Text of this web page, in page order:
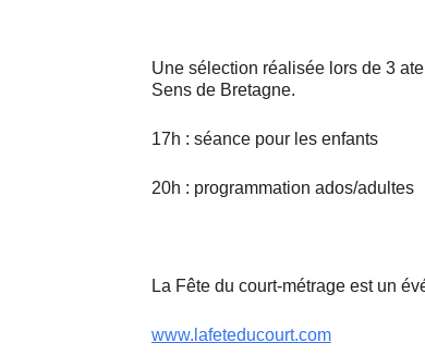
Une sélection réalisée lors de 3
Sens de Bretagne.
17h : séance pour les enfants
20h : programmation ados/adultes
La Fête du court-métrage est un
www.lafeteducourt.com